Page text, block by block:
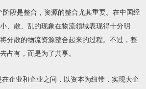
段是整合，资源的整合尤其重要。在中国经
、散、乱的现象在物流领域表现得十分明
分散的物流资源整合起来的过程。不过，整
占有，而是为了共享。
企业和企业之间，以资本为纽带，实现大企